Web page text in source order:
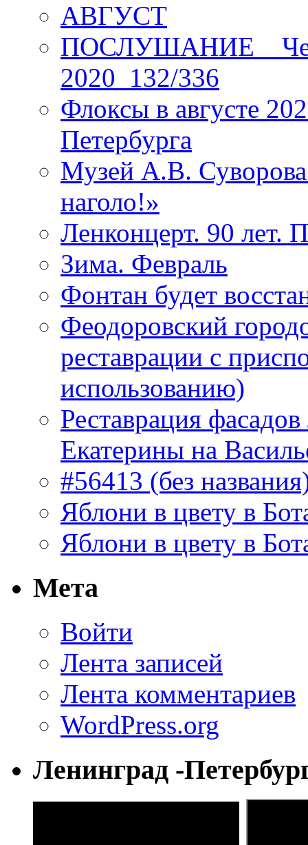
АВГУСТ
ПОСЛУШАНИЕ _
2020_132/336
Флоксы в августе
Петербурга
Музей А.В.
наголо!»
Ленконцерт. 90 лет.
Зима. Февраль
Фонтан будет
Феодоровский
реставрации с
использованию)
Реставрация
Екатерины на
#56413 (без
Яблони в цвету в
Яблони в цвету в
Мета
Войти
Лента записей
Лента комментариев
WordPress.org
Ленинград -